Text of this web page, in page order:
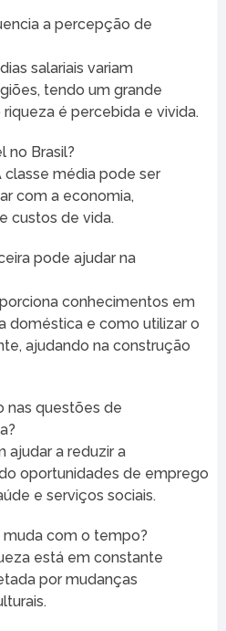
a percepção de
salariais variam
tendo um grande
é percebida e vivida.
no Brasil?
classe média pode ser
com a economia,
custos de vida.
pode ajudar na
conhecimentos em
doméstica e como utilizar o
ajudando na construção
nas questões de
ajudar a reduzir a
oportunidades de emprego
e serviços sociais.
com o tempo?
está em constante
por mudanças